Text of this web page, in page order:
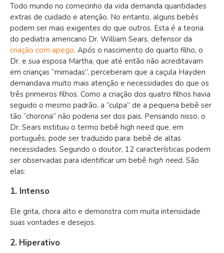
Todo mundo no comecinho da vida demanda quantidades
extras de cuidado e atenção. No entanto, alguns bebês
podem ser mais exigentes do que outros. Esta é a teoria
do pediatra americano Dr. William Sears, defensor da
criação com apego. Após o nascimento do quarto filho, o
Dr. e sua esposa Martha, que até então não acreditavam
em crianças “mimadas”, perceberam que a caçula Hayden
demandava muito mais atenção e necessidades do que os
três primeiros filhos. Como a criação dos quatro filhos havia
seguido o mesmo padrão, a “culpa” de a pequena bebê ser
tão “chorona” não poderia ser dos pais. Pensando nisso, o
Dr. Sears instituiu o termo bebê high need que, em
português, pode ser traduzido para: bebê de altas
necessidades. Segundo o doutor, 12 características podem
ser observadas para identificar um bebê high need. São
elas:
1. Intenso
Ele grita, chora alto e demonstra com muita intensidade
suas vontades e desejos.
2. Hiperativo